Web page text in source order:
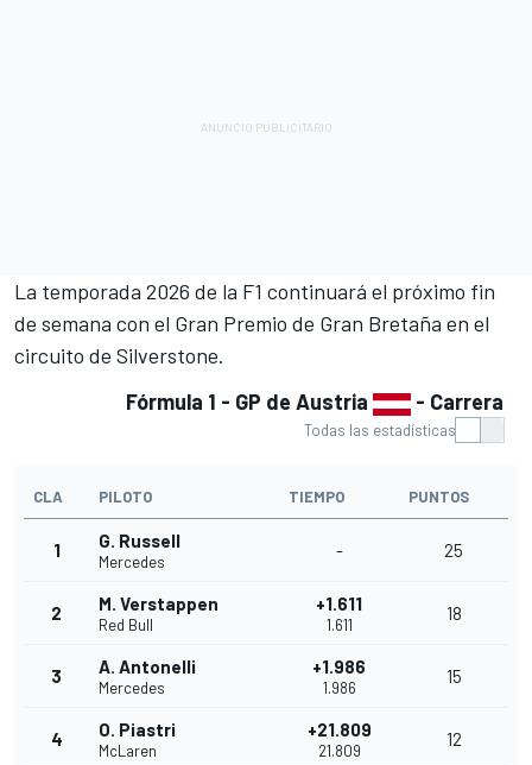
La temporada 2026 de la F1 continuará el próximo fin
de semana con el Gran Premio de Gran Bretaña en el
circuito de Silverstone.
Fórmula 1 - GP de Austria
- Carrera
Todas las estadísticas
CLA PILOTO TIEMPO PUNTOS
1 G. Russell
Mercedes
- 25
2 M. Verstappen
Red Bull
+1.611
1.611
18
3 A. Antonelli
Mercedes
+1.986
1.986
15
4 O. Piastri
McLaren
+21.809
21.809
12